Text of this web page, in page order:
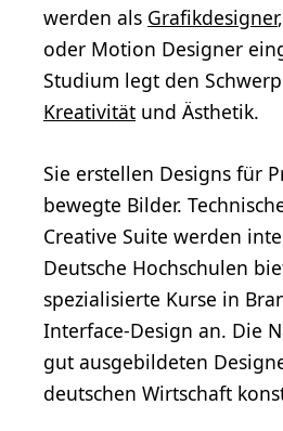
werden als Grafikdesigner
oder Motion Designer
Studium legt den
Kreativität und Ästhetik.
Sie erstellen Designs für
bewegte Bilder.
Creative Suite werden
Deutsche Hochschulen
spezialisierte Kurse in
Interface-Design an. Die
gut ausgebildeten
deutschen Wirtschaft